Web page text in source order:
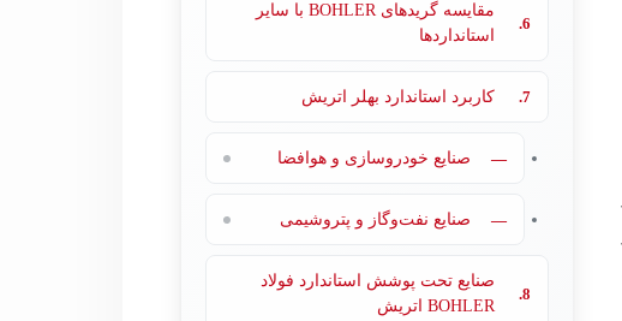
6.
مقایسه گریدهای BOHLER با سایر
استانداردها
7. کاربرد استاندارد بهلر اتریش
— صنایع خودروسازی و هوافضا
— صنایع نفت‌وگاز و پتروشیمی
8.
صنایع تحت پوشش استاندارد فولاد
BOHLER اتریش